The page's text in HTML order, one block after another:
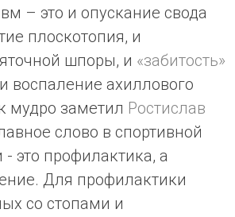
– это и опускание свода
плоскотопия, и
шпоры, и «забитость»
воспаление ахиллового
мудро заметил Ростислав
слово в спортивной
- это профилактика, а
Для профилактики
со стопами и